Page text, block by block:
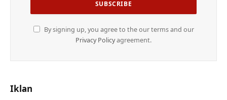
By signing up, you agree to the our terms and our
Privacy Policyagreement.
Iklan